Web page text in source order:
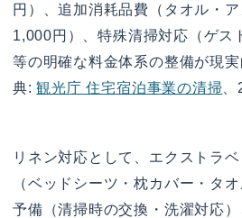
円）、追加消耗品費（タオル・
1,000円）、特殊清掃対応（ゲス
等の明確な料金体系の整備が現
典:観光庁 住宅宿泊事業の清掃
リネン対応として、エクストラ
（ベッドシーツ・枕カバー・タ
予備（清掃時の交換・洗濯対応